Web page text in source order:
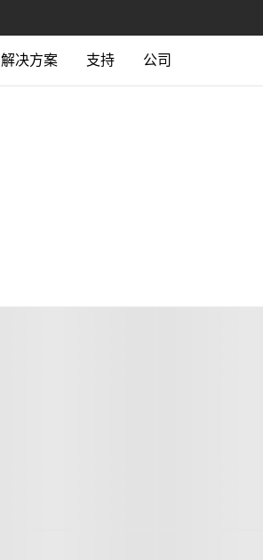
解决方案 支持 公司